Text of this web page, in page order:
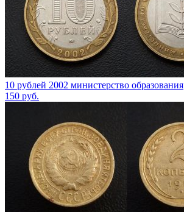
10 рублей 2002 министерство образования
150 руб.